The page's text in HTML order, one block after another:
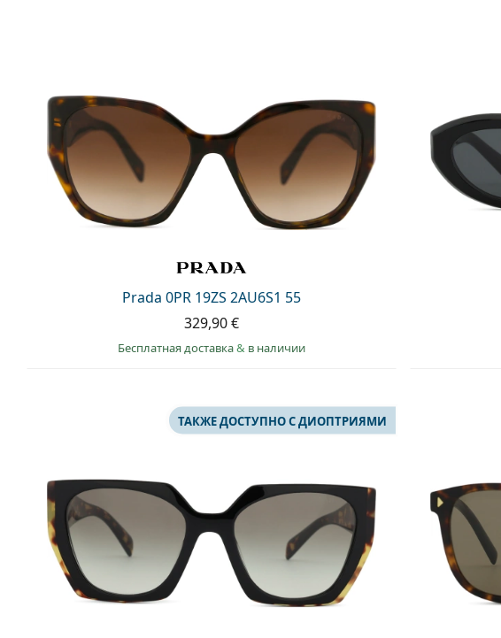
Prada 0PR 19ZS 2AU6S1 55
329,90 €
Бесплатная доставка& в наличии
ТАКЖЕ ДОСТУПНО С ДИОПТРИЯМИ